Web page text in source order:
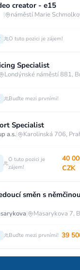
creator - e15
| náměstí Marie
O tuto pozici je zájem!
Specialist
Londýnské náměstí 881,
Buďte mezi prvními!
Specialist
a.s.| Karolinská 706,
O tuto pozici je
zájem!
40
CZK
směn s němčinou - až 48 600
| Masarykova 7,
Buďte mezi prvními! 39